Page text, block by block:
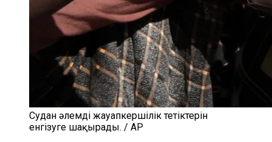
Судан әлемді жауапкершілік тетіктерін
енгізуге шақырады. / AP